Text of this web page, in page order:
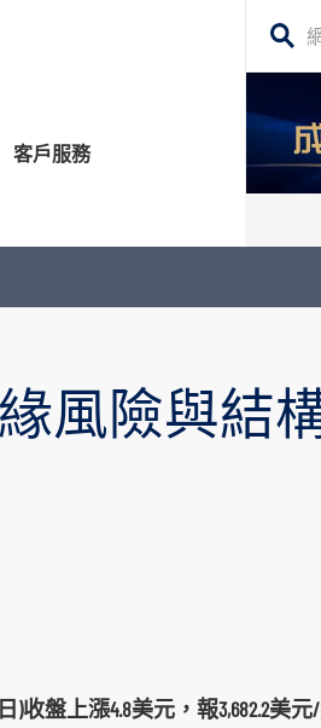
客戶服務
搜
網
內
風險與結
)收盤上漲4.8美元，報3,682.2美